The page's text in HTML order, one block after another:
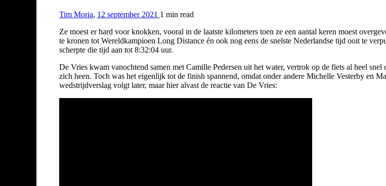
Tim Moria, 12 september 2021 1 min read
Ze moest er hard voor knokken, vooral in de laatste kilometers toen ze een aantal keren moest
te kronen tot Wereldkampioen Long Distance én ook nog eens de snelste Nederlandse tijd ooit te
scherpte die tijd aan tot 8:32:04 uur.
De Vries kwam vanochtend samen met Camille Pedersen uit het water, vertrok op de fiets al heel snel
zich heen. Toch was het eigenlijk tot de finish spannend, omdat onder andere Michelle Vesterby en
wedstrijdverslag volgt later, maar hier alvast de reactie van De Vries: